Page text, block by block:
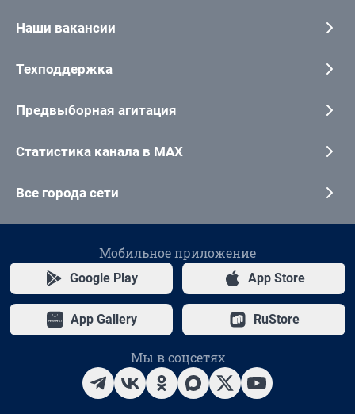
Наши вакансии
Техподдержка
Предвыборная агитация
Статистика канала в MAX
Все города сети
Мобильное приложение
Google Play App Store
App Gallery RuStore
Мы в соцсетях